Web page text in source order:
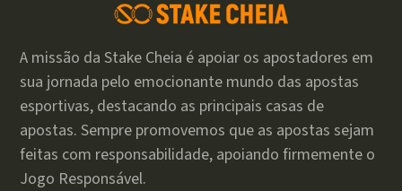
A missão da Stake Cheia é apoiar os apostadores em
sua jornada pelo emocionante mundo das apostas
esportivas, destacando as principais casas de
apostas. Sempre promovemos que as apostas sejam
feitas com responsabilidade, apoiando firmemente o
Jogo Responsável.